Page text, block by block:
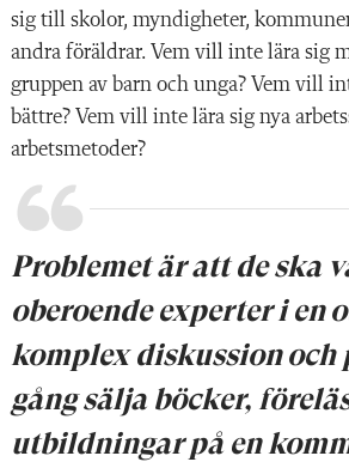
sig till skolor, myndigheter,
andra föräldrar. Vem vill inte lära sig
gruppen av barn och unga? Vem vill
bättre? Vem vill inte lära sig nya
arbetsmetoder?
Problemet är att de ska
oberoende experter i en
komplex diskussion och
gång sälja böcker,
utbildningar på en